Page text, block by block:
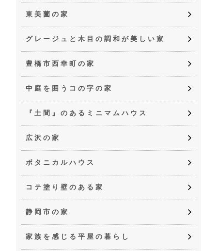
東美薗の家
グレージュと木目の調和が美しい家
豊橋市西幸町の家
中庭を囲うコの字の家
『土間』のあるミニマムハウス
広沢の家
ボタニカルハウス
コテ塗り壁のある家
静岡市の家
家族を感じる平屋の暮らし